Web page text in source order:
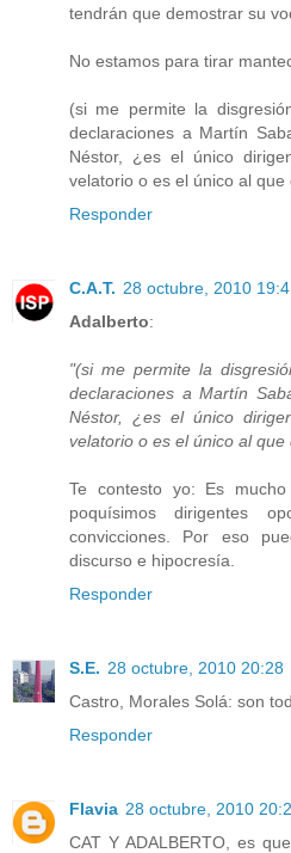
tendrán que demostrar su
No estamos para tirar
(si me permite la
declaraciones a Martín
Néstor, ¿es el único
velatorio o es el único al
Responder
C.A.T. 28 octubre, 2010
Adalberto:
"(si me permite la
declaraciones a Martín
Néstor, ¿es el único
velatorio o es el único al
Te contesto yo: Es
poquísimos dirigentes
convicciones. Por eso
discurso e hipocresía.
Responder
S.E. 28 octubre, 2010 20:28
Castro, Morales Solá: son
Responder
Flavia 28 octubre, 2010
CAT Y ADALBERTO, es